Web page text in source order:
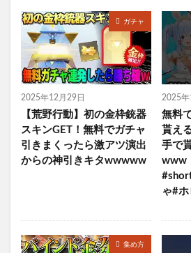
ガチャ
2025年12月29日
【荒野行動】初の金枠銃器
スキンGET！無料でガチャ
引きまくったら激アツ演出
からの神引きキタwwwww
2025年
無料
貰え
手で
www
ゃ#
集め方